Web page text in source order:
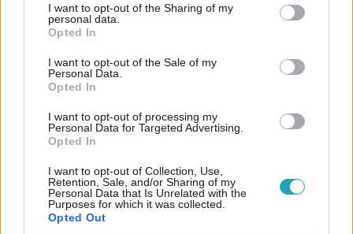
not limited to your visit or usage behaviour. You may click to
grant or deny consent to Google and its third-party tags to
use your data for below specified purposes in below Google
consent section.
I want to opt-out of the Sharing of my
personal data.
Opted In
I want to opt-out of the Sale of my
Personal Data.
Opted In
I want to opt-out of processing my
Personal Data for Targeted Advertising.
Opted In
I want to opt-out of Collection, Use,
Retention, Sale, and/or Sharing of my
Personal Data that Is Unrelated with the
Purposes for which it was collected.
Opted Out
Kövess minket, és értesülj a friss hírekről a
Facebookon is!